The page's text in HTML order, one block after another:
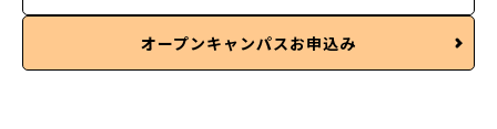
オープンキャンパスお申込み